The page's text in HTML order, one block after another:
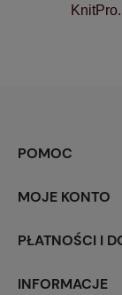
KnitPro.
POMOC
MOJE KONTO
PŁATNOŚCI I
INFORMACJE